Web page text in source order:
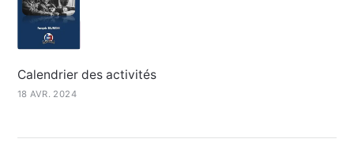
Calendrier des activités
18 AVR. 2024